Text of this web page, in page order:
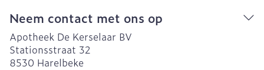
Neem contact met ons op
Apotheek De Kerselaar BV
Stationsstraat 32
8530 Harelbeke